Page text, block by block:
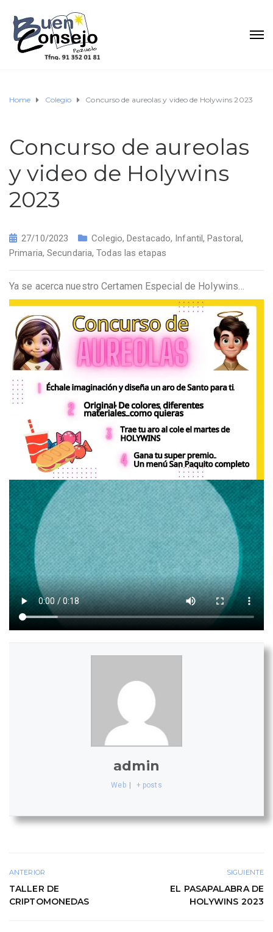
Home Colegio Concurso de aureolas y video de Holywins 2023
Concurso de aureolas
y video de Holywins
2023
27/10/2023 Colegio,Destacado, Infantil,Pastoral,
Primaria,Secundaria,Todas las etapas
Ya se acerca nuestro Certamen Especial de Holywins…
admin
Web + posts
ANTERIOR
TALLER DE
CRIPTOMONEDAS
SIGUIENTE
EL PASAPALABRA DE
HOLYWINS 2023